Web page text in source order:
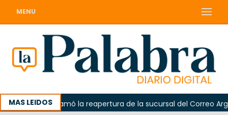
MENU
MAS LEIDOS
reclamó la reapertura de la sucursal del Correo Argentino